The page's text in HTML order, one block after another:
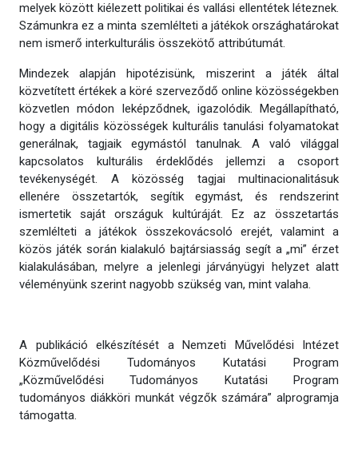
melyek között kiélezett politikai és vallási ellentétek léteznek.
Számunkra ez a minta szemlélteti a játékok országhatárokat
nem ismerő interkulturális összekötő attribútumát.
Mindezek alapján hipotézisünk, miszerint a játék által
közvetített értékek a köré szerveződő online közösségekben
közvetlen módon leképződnek, igazolódik. Megállapítható,
hogy a digitális közösségek kulturális tanulási folyamatokat
generálnak, tagjaik egymástól tanulnak. A való világgal
kapcsolatos kulturális érdeklődés jellemzi a csoport
tevékenységét. A közösség tagjai multinacionalitásuk
ellenére összetartók, segítik egymást, és rendszerint
ismertetik saját országuk kultúráját. Ez az összetartás
szemlélteti a játékok összekovácsoló erejét, valamint a
közös játék során kialakuló bajtársiasság segít a „mi” érzet
kialakulásában, melyre a jelenlegi járványügyi helyzet alatt
véleményünk szerint nagyobb szükség van, mint valaha.
A publikáció elkészítését a Nemzeti Művelődési Intézet
Közművelődési Tudományos Kutatási Program
„Közművelődési Tudományos Kutatási Program
tudományos diákköri munkát végzők számára” alprogramja
támogatta.